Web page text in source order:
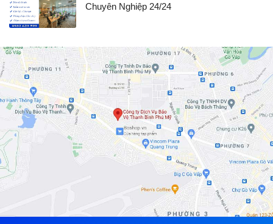
Chuyên Nghiệp 24/24